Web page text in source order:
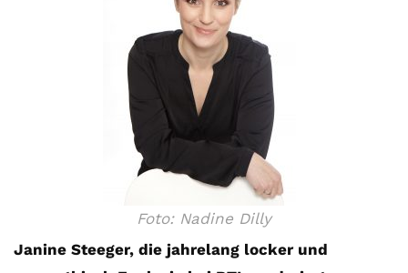
Foto: Nadine Dilly
Janine Steeger, die jahrelang locker und